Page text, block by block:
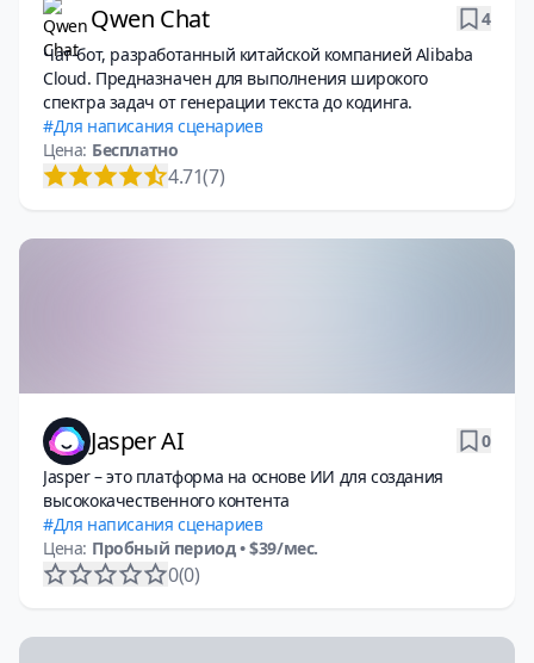
Qwen Chat
4
Чат-бот, разработанный китайской компанией Alibaba
Cloud. Предназначен для выполнения широкого
спектра задач от генерации текста до кодинга.
Для написания сценариев
Цена: Бесплатно
4.71(7)
Jasper AI
0
Jasper – это платформа на основе ИИ для создания
высококачественного контента
Для написания сценариев
Цена: Пробный период• $39/мес.
0(0)